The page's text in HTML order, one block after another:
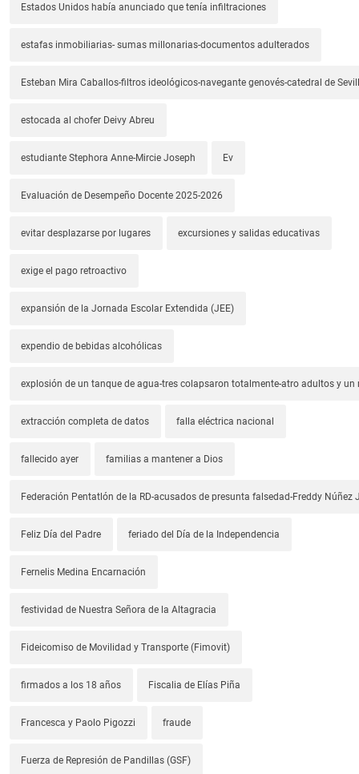
Estados Unidos había anunciado que tenía infiltraciones
estafas inmobiliarias- sumas millonarias-documentos adulterados
Esteban Mira Caballos-filtros ideológicos-navegante genovés-catedral de
estocada al chofer Deivy Abreu
estudiante Stephora Anne-Mircie Joseph Ev
Evaluación de Desempeño Docente 2025-2026
evitar desplazarse por lugares excursiones y salidas educativas
exige el pago retroactivo
expansión de la Jornada Escolar Extendida (JEE)
expendio de bebidas alcohólicas
explosión de un tanque de agua-tres colapsaron totalmente-atro adultos y un
extracción completa de datos falla eléctrica nacional
fallecido ayer familias a mantener a Dios
Federación Pentatlón de la RD-acusados de presunta falsedad-Freddy Núñez
Feliz Día del Padre feriado del Día de la Independencia
Fernelis Medina Encarnación
festividad de Nuestra Señora de la Altagracia
Fideicomiso de Movilidad y Transporte (Fimovit)
firmados a los 18 años Fiscalia de Elías Piña
Francesca y Paolo Pigozzi fraude
Fuerza de Represión de Pandillas (GSF)